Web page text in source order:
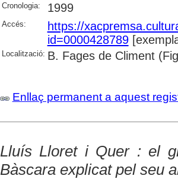
Cronologia: 1999
Accés:
https://
id=0000428789
Localització: B. Fages de Climent
Enllaç permanent a aquest
Lluís Lloret i Quer : el
Bàscara explicat pel seu